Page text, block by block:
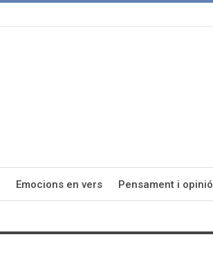
Emocions en vers Pensament i opinió